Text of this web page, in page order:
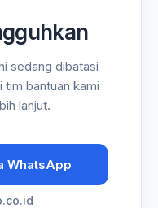
sedang dibatasi
tim bantuan kami
lanjut.
WhatsApp